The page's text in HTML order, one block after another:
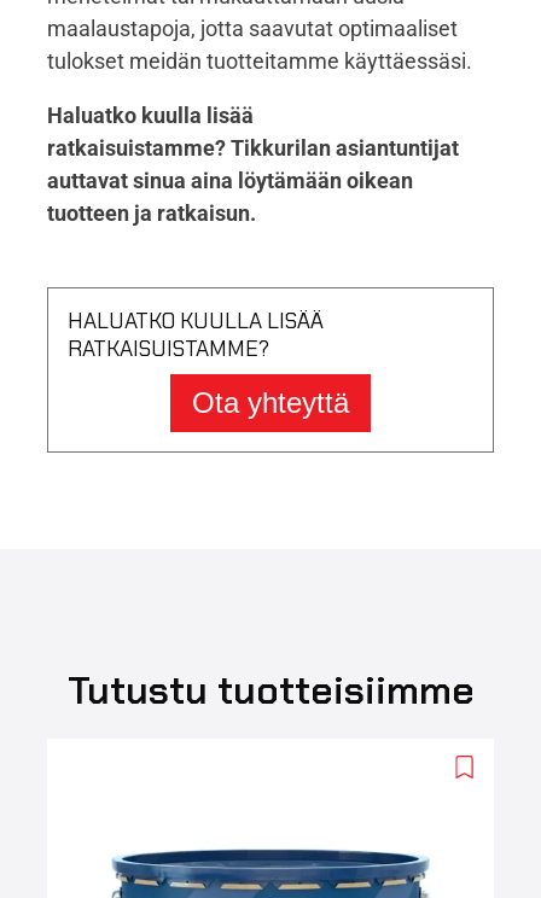
maalaustapoja, jotta saavutat optimaaliset
tulokset meidän tuotteitamme käyttäessäsi.
Haluatko kuulla lisää
ratkaisuistamme? Tikkurilan asiantuntijat
auttavat sinua aina löytämään oikean
tuotteen ja ratkaisun.
HALUATKO KUULLA LISÄÄ
RATKAISUISTAMME?
Ota yhteyttä
Tutustu tuotteisiimme
Add